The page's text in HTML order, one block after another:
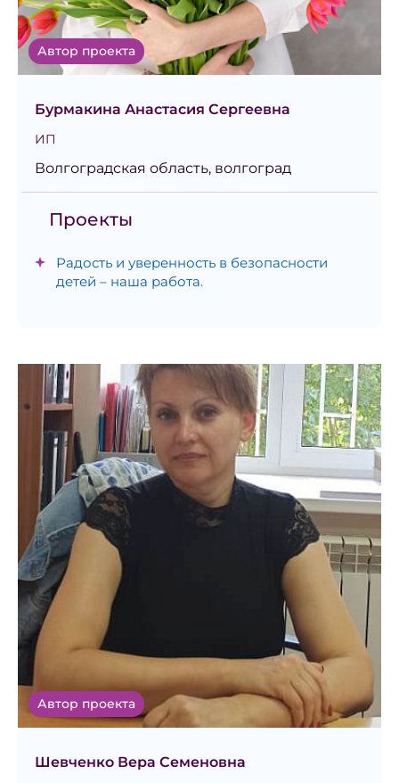
Автор проекта
Бурмакина Анастасия Сергеевна
ИП
Волгоградская область, волгоград
Проекты
Радость и уверенность в безопасности
детей – наша работа.
Автор проекта
Шевченко Вера Семеновна